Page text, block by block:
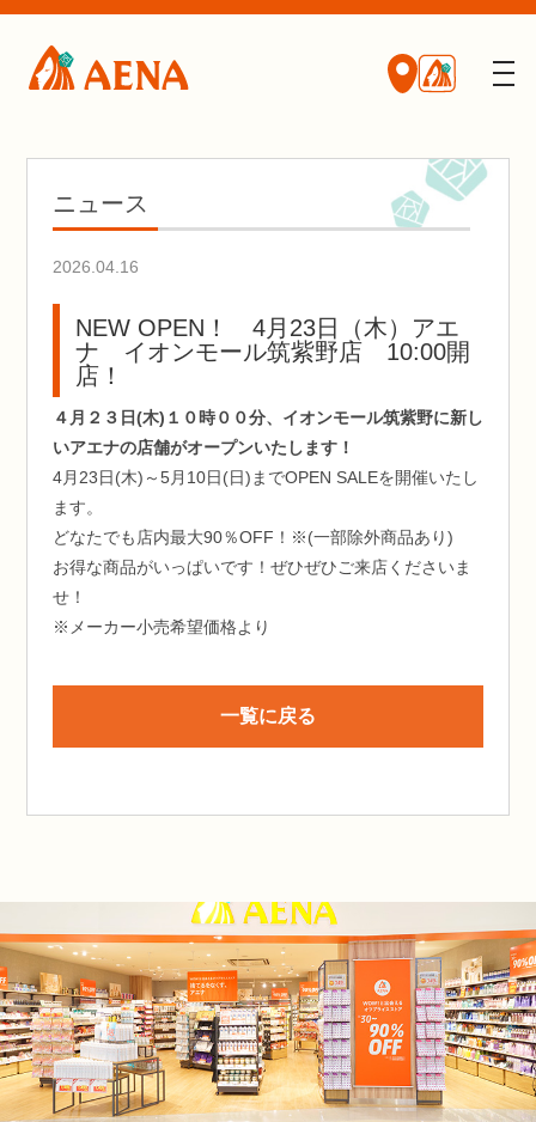
ニュース
2026.04.16
NEW OPEN！ 4月23日（木）アエ
ナ イオンモール筑紫野店 10:00開
店！
４月２３日(木)１０時００分、イオンモール筑紫野に新し
いアエナの店舗がオープンいたします！
4月23日(木)～5月10日(日)までOPEN SALEを開催いたし
ます。
どなたでも店内最大90％OFF！※(一部除外商品あり)
お得な商品がいっぱいです！ぜひぜひご来店くださいま
せ！
※メーカー小売希望価格より
一覧に戻る